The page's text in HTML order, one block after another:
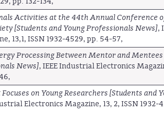
Activities at the 44th Annual Conference
[Students and Young Professionals News],
13,1, ISSN 1932-4529, pp. 54-57,
Processing Between Mentor and Mentees
News], IEEE Industrial Electronics
on Young Researchers [Students and
Electronics Magazine, 13, 2, ISSN 1932-